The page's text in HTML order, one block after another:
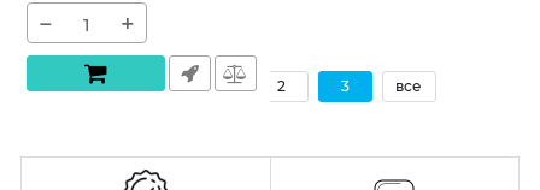
− +
« назад 1 2 3 все